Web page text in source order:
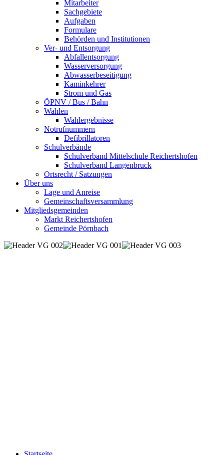
Mitarbeiter
Sachgebiete
Aufgaben
Formulare
Behörden und Institutionen
Ver- und Entsorgung
Abfallentsorgung
Wasserversorgung
Abwasserbeseitigung
Kaminkehrer
Strom und Gas
ÖPNV / Bus / Bahn
Wahlen
Wahlergebnisse
Notrufnummern
Defibrillatoren
Schulverbände
Schulverband Mittelschule Reichertshofen
Schulverband Langenbruck
Ortsrecht / Satzungen
Über uns
Lage und Anreise
Gemeinschaftsversammlung
Mitgliedsgemeinden
Markt Reichertshofen
Gemeinde Pörnbach